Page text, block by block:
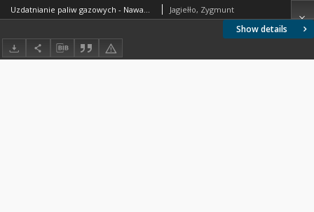
Show details
Uzdatnianie paliw gazowych - Nawanianie - Środki nawaniające - Wymagania i badania BN-74/0547-01 Arkusz 02 Jagiełło, Zygmunt